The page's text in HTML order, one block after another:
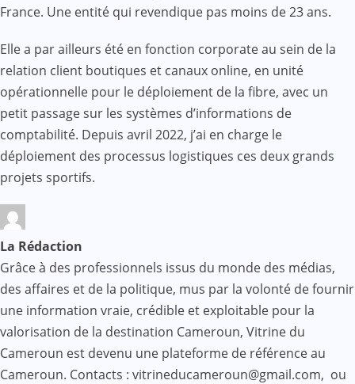
France. Une entité qui revendique pas moins de 23 ans.
Elle a par ailleurs été en fonction corporate au sein de la
relation client boutiques et canaux online, en unité
opérationnelle pour le déploiement de la fibre, avec un
petit passage sur les systèmes d’informations de
comptabilité. Depuis avril 2022, j’ai en charge le
déploiement des processus logistiques ces deux grands
projets sportifs.
La Rédaction
Grâce à des professionnels issus du monde des médias,
des affaires et de la politique, mus par la volonté de fournir
une information vraie, crédible et exploitable pour la
valorisation de la destination Cameroun, Vitrine du
Cameroun est devenu une plateforme de référence au
Cameroun. Contacts : vitrineducameroun@gmail.com, ou